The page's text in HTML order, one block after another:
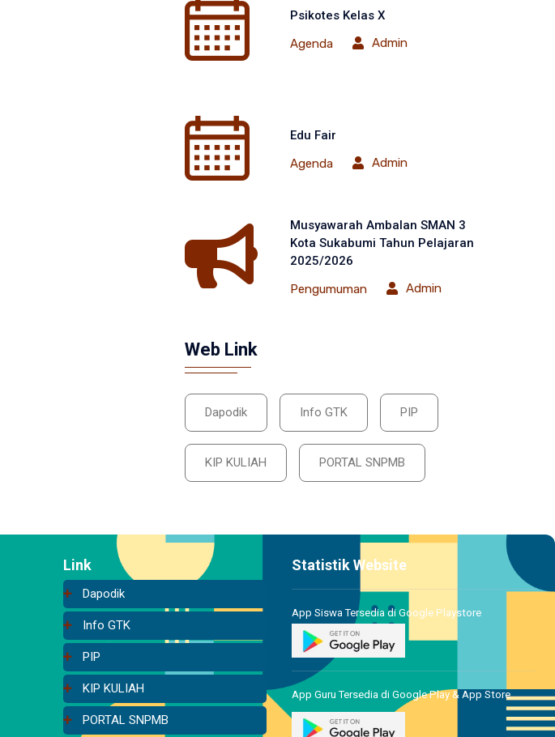
Psikotes Kelas X
Agenda
Admin
Edu Fair
Agenda
Admin
Musyawarah Ambalan SMAN 3
Kota Sukabumi Tahun Pelajaran
2025/2026
Pengumuman
Admin
Web Link
Dapodik Info GTK PIP
KIP KULIAH PORTAL SNPMB
Link
Dapodik
Info GTK
PIP
KIP KULIAH
PORTAL SNPMB
Statistik Website
App Siswa Tersedia di Google Playstore
App Guru Tersedia di Google Play & App Store